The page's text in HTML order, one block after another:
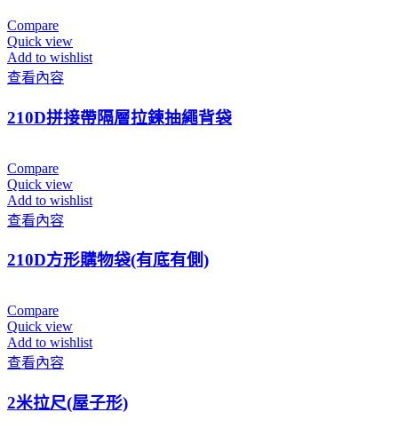
Compare
Quick view
Add to wishlist
查看內容
210D拼接帶隔層拉鍊抽繩背袋
Compare
Quick view
Add to wishlist
查看內容
210D方形購物袋(有底有側)
Compare
Quick view
Add to wishlist
查看內容
2米拉尺(屋子形)